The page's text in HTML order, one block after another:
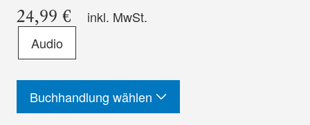
24,99 €
inkl. MwSt.
Audio
Buchhandlung wählen